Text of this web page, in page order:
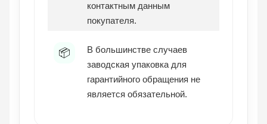
контактным данным
покупателя.
📦
В большинстве случаев
заводская упаковка для
гарантийного обращения не
является обязательной.